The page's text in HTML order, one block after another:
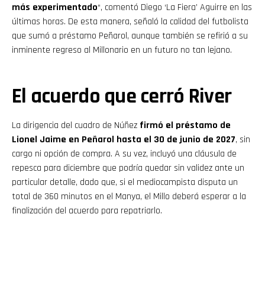
más experimentado“, comentó Diego ‘La Fiera’ Aguirre en las
últimas horas. De esta manera, señaló la calidad del futbolista
que sumó a préstamo Peñarol, aunque también se refirió a su
inminente regreso al Millonario en un futuro no tan lejano.
El acuerdo que cerró River
La dirigencia del cuadro de Núñez firmó el préstamo de
Lionel Jaime en Peñarol hasta el 30 de junio de 2027, sin
cargo ni opción de compra. A su vez, incluyó una cláusula de
repesca para diciembre que podría quedar sin validez ante un
particular detalle, dado que, si el mediocampista disputa un
total de 360 minutos en el Manya, el Millo deberá esperar a la
finalización del acuerdo para repatriarlo.